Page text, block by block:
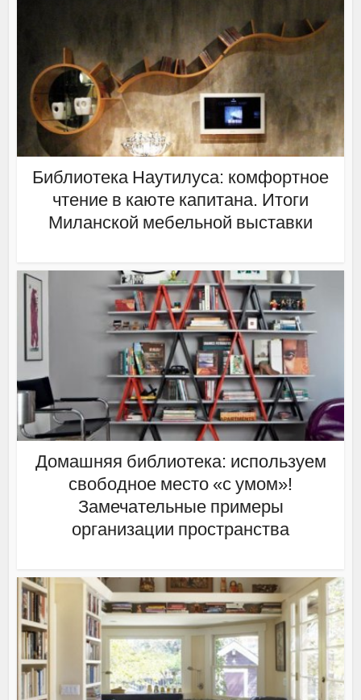
Библиотека Наутилуса: комфортное
чтение в каюте капитана. Итоги
Миланской мебельной выставки
Домашняя библиотека: используем
свободное место «с умом»!
Замечательные примеры
организации пространства